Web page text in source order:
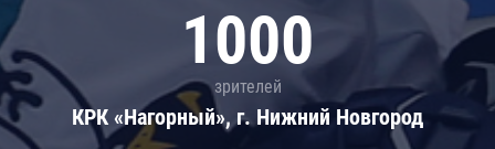
1000
зрителей
КРК «Нагорный», г. Нижний Новгород